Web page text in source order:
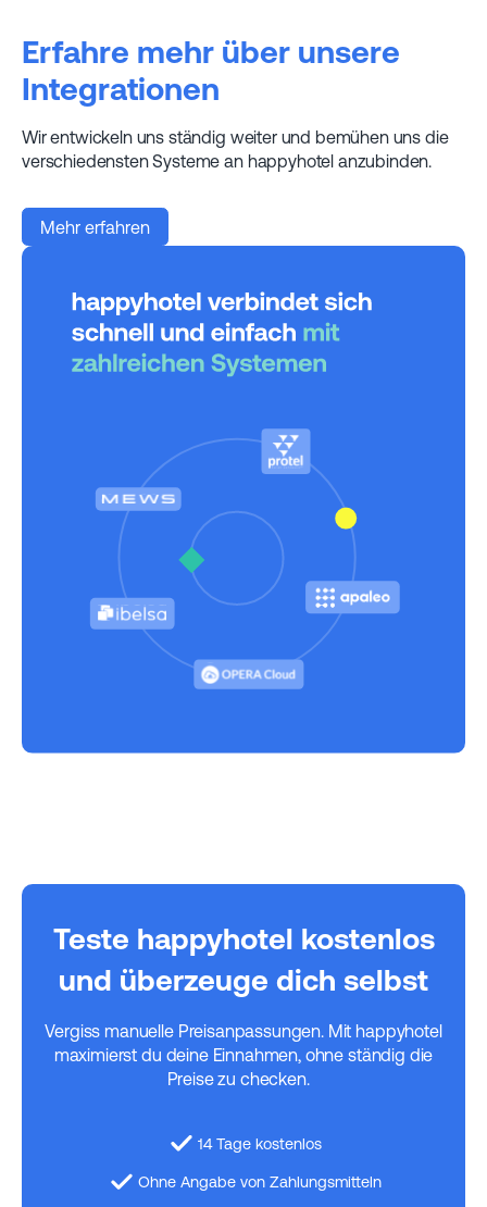
Erfahre mehr über unsere
Integrationen
Wir entwickeln uns ständig weiter und bemühen uns die
verschiedensten Systeme an happyhotel anzubinden.
Mehr erfahren
Teste happyhotel kostenlos
und überzeuge dich selbst
Vergiss manuelle Preisanpassungen. Mit happyhotel
maximierst du deine Einnahmen, ohne ständig die
Preise zu checken.
14 Tage kostenlos
Ohne Angabe von Zahlungsmitteln